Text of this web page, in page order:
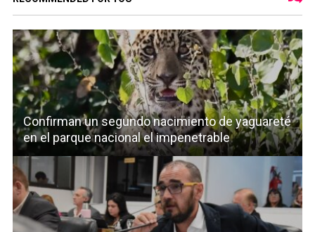
Confirman un segundo nacimiento de yaguareté
en el parque nacional el impenetrable